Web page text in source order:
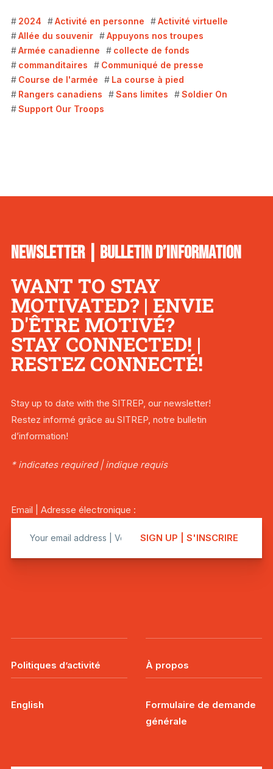
2024 Activité en personne
Activité virtuelle
Allée du souvenir
Appuyons nos troupes
Armée canadienne
collecte de fonds
commanditaires
Communiqué de presse
Course de l'armée
La course à pied
Rangers canadiens
Sans limites
Soldier On
Support Our Troops
NEWSLETTER | BULLETIN D’INFORMATION
WANT TO STAY
MOTIVATED? | ENVIE
D'ÊTRE MOTIVÉ?
STAY CONNECTED! |
RESTEZ CONNECTÉ!
Stay up to date with the SITREP, our newsletter!
Restez informé grâce au SITREP, notre bulletin
d’information!
* indicates required | indique requis
Email | Adresse électronique :
Politiques d’activité À propos
English
Formulaire de demande
générale